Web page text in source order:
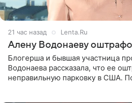
21 час назад Lenta.Ru
Алену Водонаеву
Блогерша и бывшая участница
Водонаева рассказала, что ее
неправильную парковку в США.